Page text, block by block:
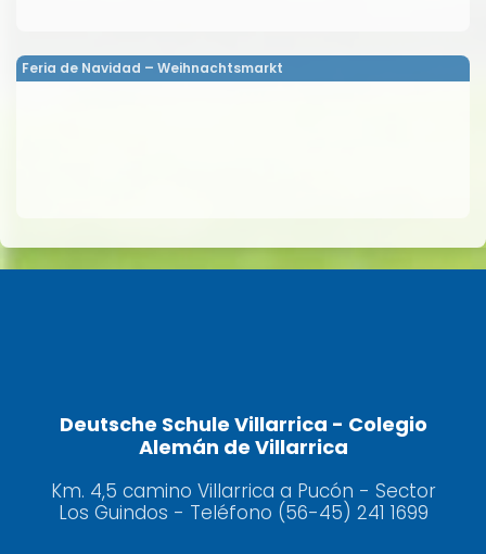
Feria de Navidad – Weihnachtsmarkt
Deutsche Schule Villarrica - Colegio
Alemán de Villarrica
Km. 4,5 camino Villarrica a Pucón - Sector
Los Guindos - Teléfono (56-45) 241 1699